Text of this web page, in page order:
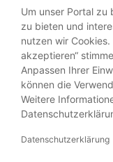
PRODUKTE
Broschüren
Flyer
Visitenkarten
Aufkleber